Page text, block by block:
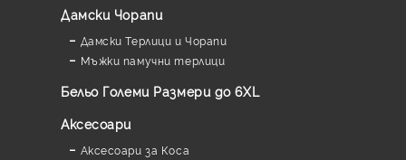
Дамски Чорапи
Дамски Терлици и Чорапи
Мъжки памучни терлици
Бельо Големи Размери до 6XL
Аксесоари
Аксесоари за Коса